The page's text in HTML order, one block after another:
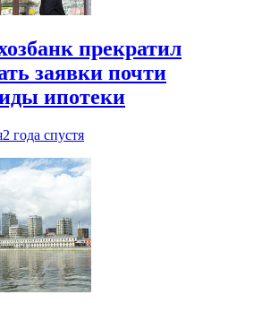
прекратил
заявки почти
ипотеки
2 года спустя